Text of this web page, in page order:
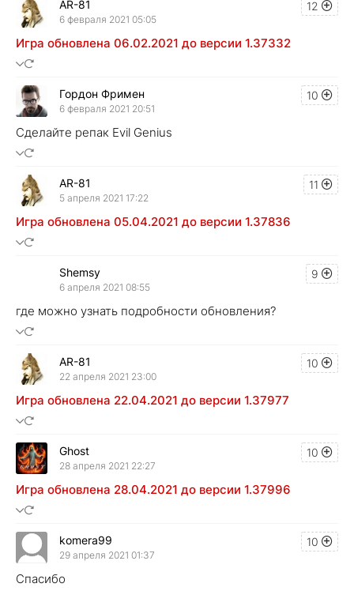
12
AR-81
6 февраля 2021 05:05
Игра обновлена 06.02.2021 до версии 1.37332
10
Гордон Фримен
6 февраля 2021 20:51
Сделайте репак Evil Genius
11
AR-81
5 апреля 2021 17:22
Игра обновлена 05.04.2021 до версии 1.37836
9
Shemsy
6 апреля 2021 08:55
где можно узнать подробности обновления?
10
AR-81
22 апреля 2021 23:00
Игра обновлена 22.04.2021 до версии 1.37977
10
Ghost
28 апреля 2021 22:27
Игра обновлена 28.04.2021 до версии 1.37996
10
komera99
29 апреля 2021 01:37
Спасибо